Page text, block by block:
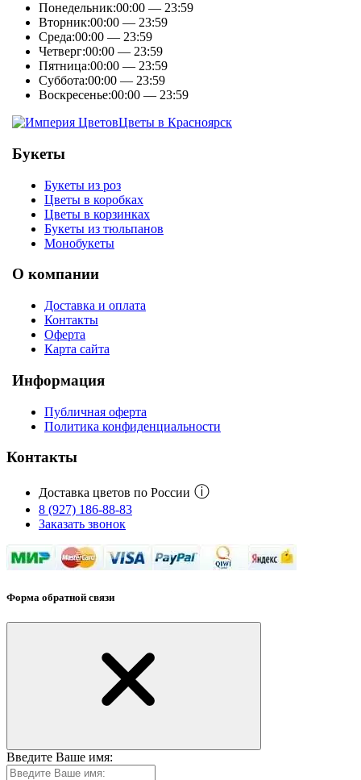
Понедельник:00:00 — 23:59
Вторник:00:00 — 23:59
Среда:00:00 — 23:59
Четверг:00:00 — 23:59
Пятница:00:00 — 23:59
Суббота:00:00 — 23:59
Воскресенье:00:00 — 23:59
Цветы в Красноярск
Букеты
Букеты из роз
Цветы в коробках
Цветы в корзинках
Букеты из тюльпанов
Монобукеты
О компании
Доставка и оплата
Контакты
Оферта
Карта сайта
Информация
Публичная оферта
Политика конфиденциальности
Контакты
Доставка цветов по России ⓘ
8 (927) 186-88-83
Заказать звонок
Форма обратной связи
Введите Ваше имя: